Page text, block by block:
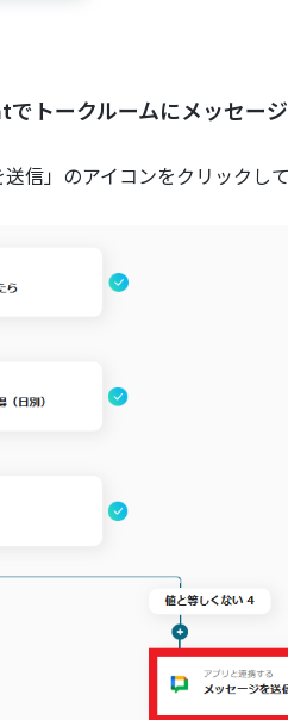
トークルームにメッセー
信」のアイコンをクリックし